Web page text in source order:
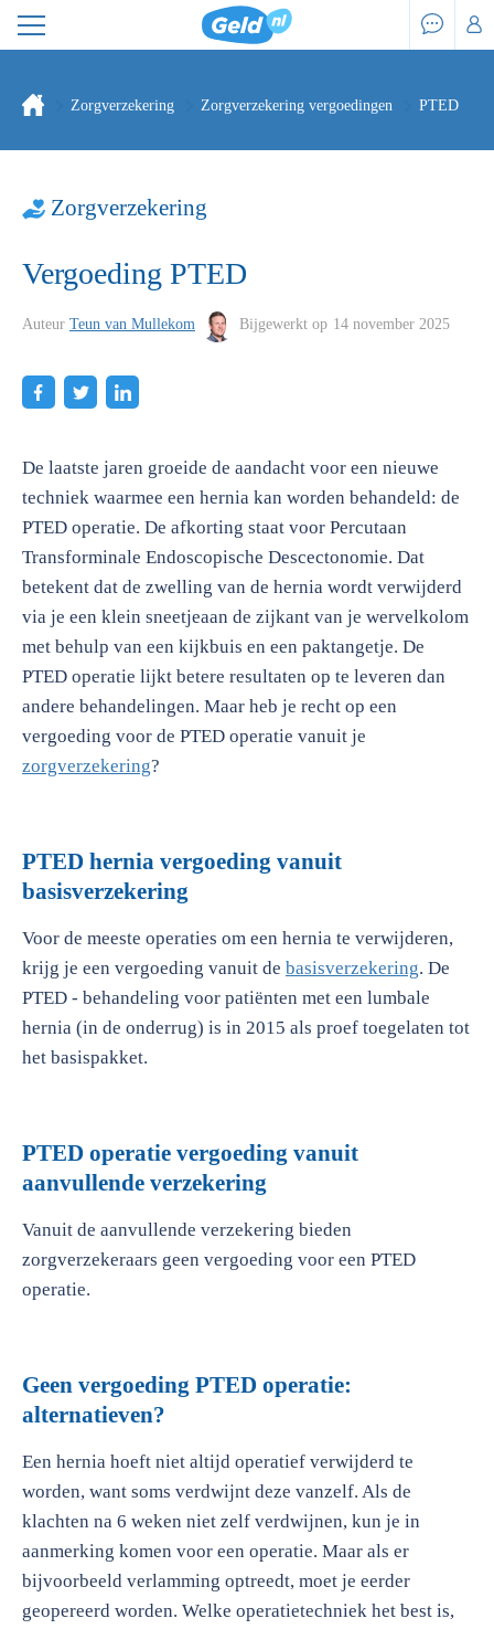
Zorgverzekering Zorgverzekering vergoedingen PTED
Zorgverzekering
Vergoeding PTED
Auteur Teun van Mullekom Bijgewerkt op 14 november 2025
De laatste jaren groeide de aandacht voor een nieuwe
techniek waarmee een hernia kan worden behandeld: de
PTED operatie. De afkorting staat voor Percutaan
Transforminale Endoscopische Descectonomie. Dat
betekent dat de zwelling van de hernia wordt verwijderd
via je een klein sneetjeaan de zijkant van je wervelkolom
met behulp van een kijkbuis en een paktangetje. De
PTED operatie lijkt betere resultaten op te leveren dan
andere behandelingen. Maar heb je recht op een
vergoeding voor de PTED operatie vanuit je
zorgverzekering?
PTED hernia vergoeding vanuit
basisverzekering
Voor de meeste operaties om een hernia te verwijderen,
krijg je een vergoeding vanuit de basisverzekering. De
PTED - behandeling voor patiënten met een lumbale
hernia (in de onderrug) is in 2015 als proef toegelaten tot
het basispakket.
PTED operatie vergoeding vanuit
aanvullende verzekering
Vanuit de aanvullende verzekering bieden
zorgverzekeraars geen vergoeding voor een PTED
operatie.
Geen vergoeding PTED operatie:
alternatieven?
Een hernia hoeft niet altijd operatief verwijderd te
worden, want soms verdwijnt deze vanzelf. Als de
klachten na 6 weken niet zelf verdwijnen, kun je in
aanmerking komen voor een operatie. Maar als er
bijvoorbeeld verlamming optreedt, moet je eerder
geopereerd worden. Welke operatietechniek het best is,